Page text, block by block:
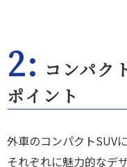
2: コンパク
ポイント
外車のコンパクトSUV
それぞれに魅力的なデ